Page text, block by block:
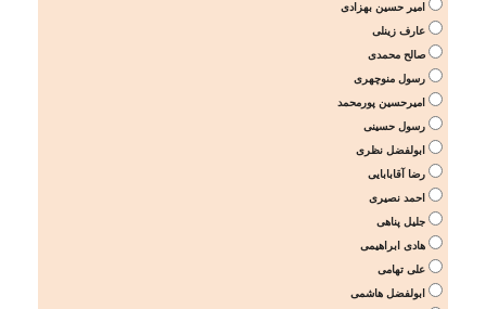
امیر حسین بهزادی
عارف زینلی
صالح محمدی
رسول منوچهری
امیرحسین پورمحمد
رسول حسینی
ابولفضل نظری
رضا آقابابایی
احمد نصیری
جلیل پناهی
هادی ابراهیمی
علی تهامی
ابولفضل هاشمی